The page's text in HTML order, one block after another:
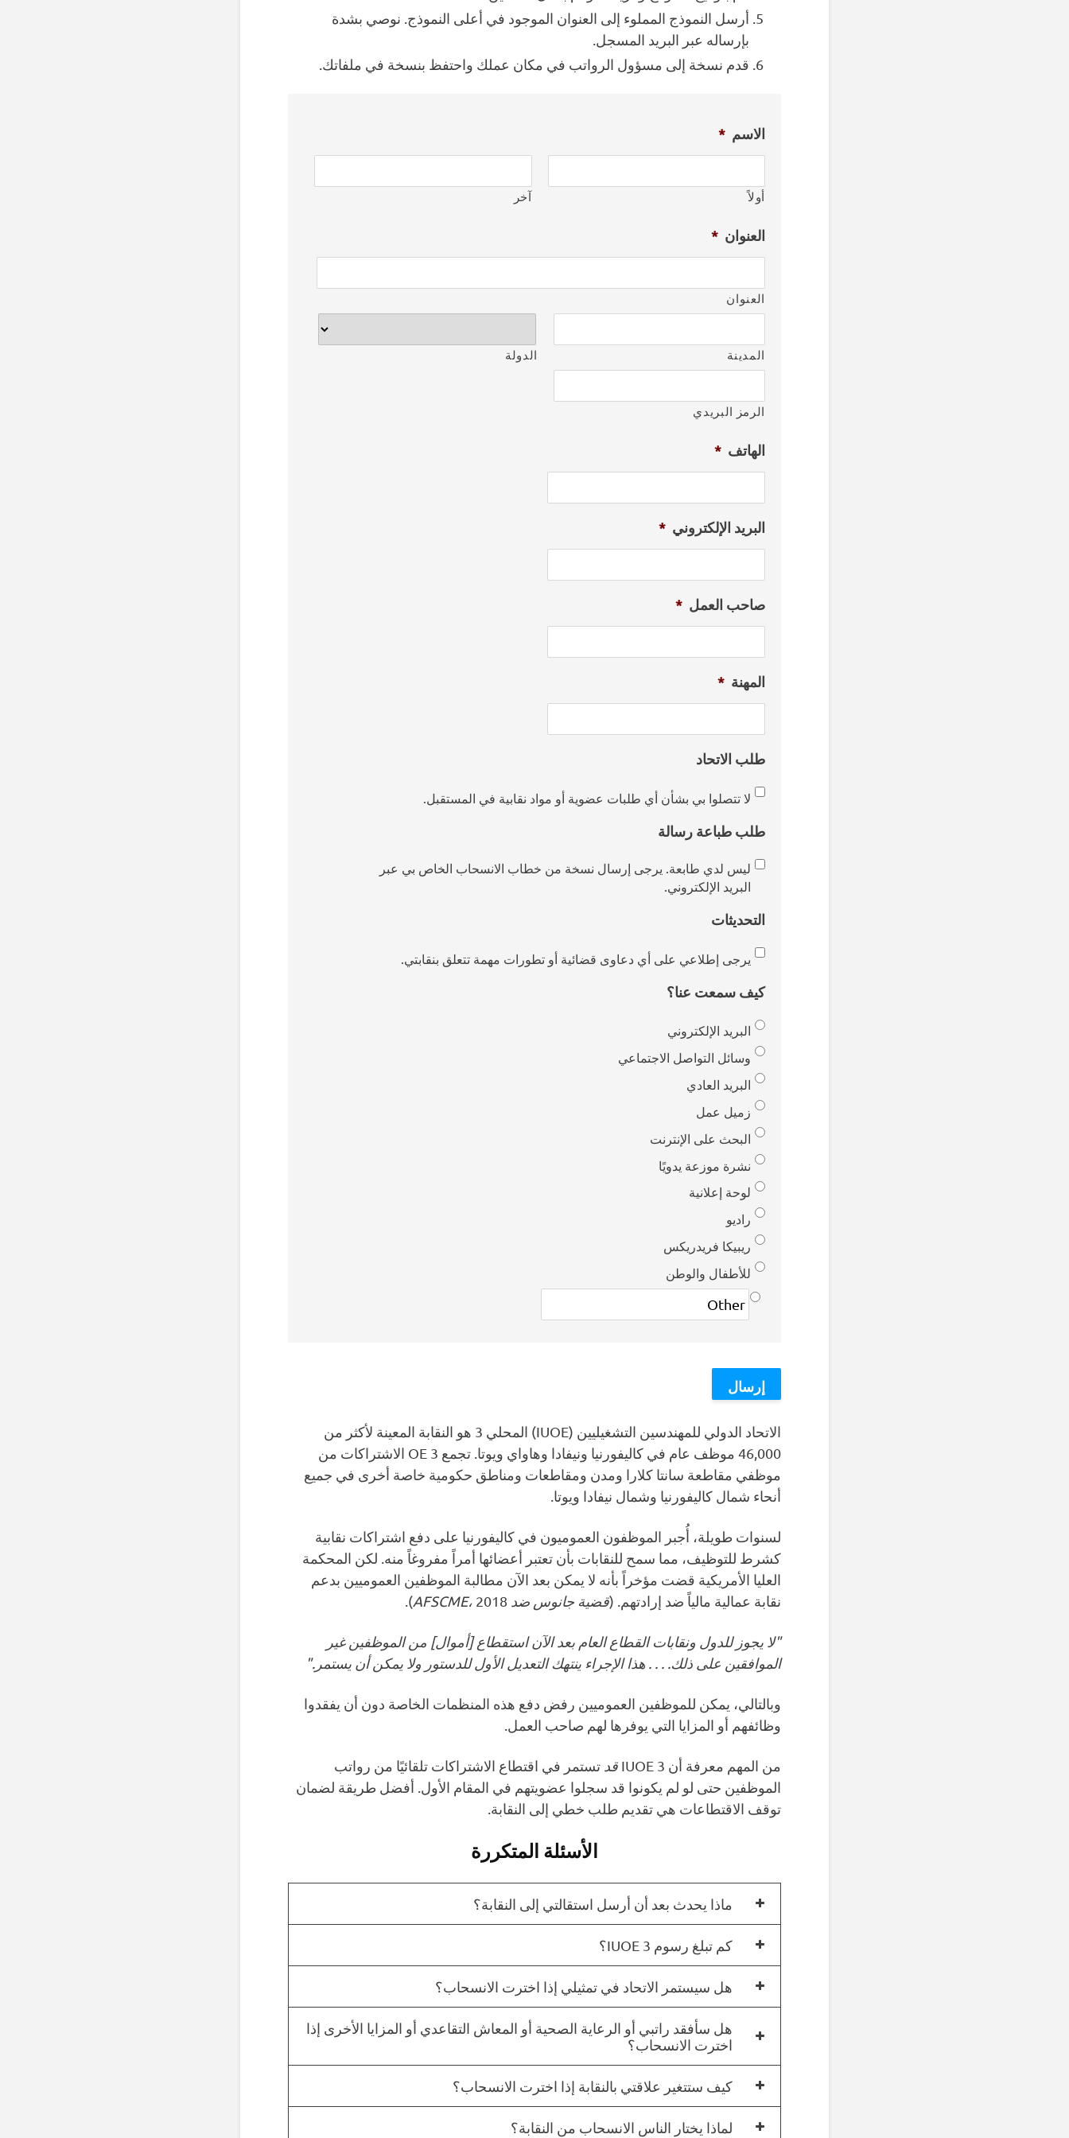
أرسل النموذج المملوء إلى العنوان الموجود في أعلى النموذج. نوصي بشدة
بإرساله عبر البريد المسجل.
قدم نسخة إلى مسؤول الرواتب في مكان عملك واحتفظ بنسخة في ملفاتك.
الاسم *
أولاً آخر
العنوان *
العنوان
المدينة الدولة
الرمز البريدي
الهاتف *
البريد الإلكتروني *
صاحب العمل *
المهنة *
طلب الاتحاد
لا تتصلوا بي بشأن أي طلبات عضوية أو مواد نقابية في المستقبل.
طلب طباعة رسالة
ليس لدي طابعة. يرجى إرسال نسخة من خطاب الانسحاب الخاص بي عبر
البريد الإلكتروني.
التحديثات
يرجى إطلاعي على أي دعاوى قضائية أو تطورات مهمة تتعلق بنقابتي.
كيف سمعت عنا؟
البريد الإلكتروني
وسائل التواصل الاجتماعي
البريد العادي
زميل عمل
البحث على الإنترنت
نشرة موزعة يدويًا
لوحة إعلانية
راديو
ريبيكا فريدريكس
للأطفال والوطن
الاتحاد الدولي للمهندسين التشغيليين (IUOE) المحلي 3 هو النقابة المعينة لأكثر من
46,000 موظف عام في كاليفورنيا ونيفادا وهاواي ويوتا. تجمع OE 3 الاشتراكات من
موظفي مقاطعة سانتا كلارا ومدن ومقاطعات ومناطق حكومية خاصة أخرى في جميع
أنحاء شمال كاليفورنيا وشمال نيفادا ويوتا.
لسنوات طويلة، أُجبر الموظفون العموميون في كاليفورنيا على دفع اشتراكات نقابية
كشرط للتوظيف، مما سمح للنقابات بأن تعتبر أعضائها أمراً مفروغاً منه. لكن المحكمة
العليا الأمريكية قضت مؤخراً بأنه لا يمكن بعد الآن مطالبة الموظفين العموميين بدعم
نقابة عمالية مالياً ضد إرادتهم. (قضية جانوس ضد AFSCME، 2018).
"لا يجوز للدول ونقابات القطاع العام بعد الآن استقطاع [أموال] من الموظفين غير
الموافقين على ذلك. . . . هذا الإجراء ينتهك التعديل الأول للدستور ولا يمكن أن يستمر."
وبالتالي، يمكن للموظفين العموميين رفض دفع هذه المنظمات الخاصة دون أن يفقدوا
وظائفهم أو المزايا التي يوفرها لهم صاحب العمل.
من المهم معرفة أن IUOE 3 قد تستمر في اقتطاع الاشتراكات تلقائيًا من رواتب
الموظفين حتى لو لم يكونوا قد سجلوا عضويتهم في المقام الأول. أفضل طريقة لضمان
توقف الاقتطاعات هي تقديم طلب خطي إلى النقابة.
الأسئلة المتكررة
ماذا يحدث بعد أن أرسل استقالتي إلى النقابة؟
كم تبلغ رسوم IUOE 3؟
هل سيستمر الاتحاد في تمثيلي إذا اخترت الانسحاب؟
هل سأفقد راتبي أو الرعاية الصحية أو المعاش التقاعدي أو المزايا الأخرى إذا
اخترت الانسحاب؟
كيف ستتغير علاقتي بالنقابة إذا اخترت الانسحاب؟
لماذا يختار الناس الانسحاب من النقابة؟